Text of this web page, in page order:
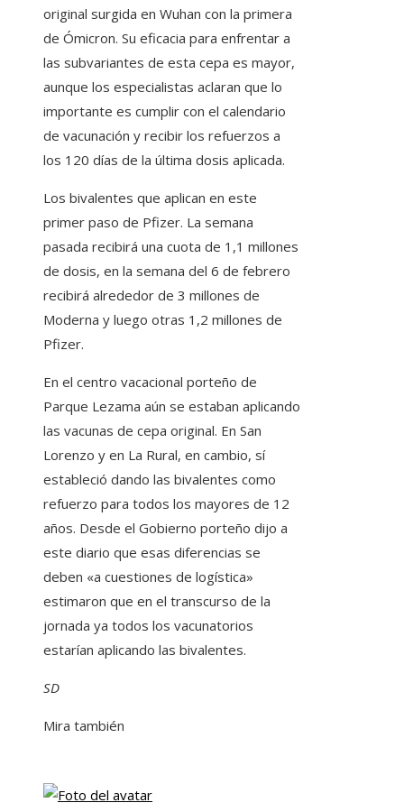
original surgida en Wuhan con la primera
de Ómicron. Su eficacia para enfrentar a
las subvariantes de esta cepa es mayor,
aunque los especialistas aclaran que lo
importante es cumplir con el calendario
de vacunación y recibir los refuerzos a
los 120 días de la última dosis aplicada.
Los bivalentes que aplican en este
primer paso de Pfizer. La semana
pasada recibirá una cuota de 1,1 millones
de dosis, en la semana del 6 de febrero
recibirá alrededor de 3 millones de
Moderna y luego otras 1,2 millones de
Pfizer.
En el centro vacacional porteño de
Parque Lezama aún se estaban aplicando
las vacunas de cepa original. En San
Lorenzo y en La Rural, en cambio, sí
estableció dando las bivalentes como
refuerzo para todos los mayores de 12
años. Desde el Gobierno porteño dijo a
este diario que esas diferencias se
deben «a cuestiones de logística»
estimaron que en el transcurso de la
jornada ya todos los vacunatorios
estarían aplicando las bivalentes.
SD
Mira también